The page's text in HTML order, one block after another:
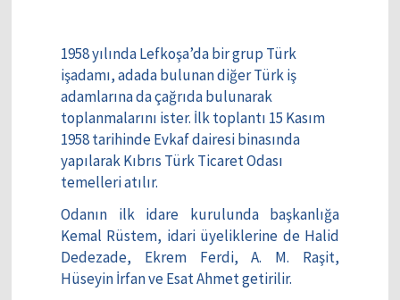
1958 yılında Lefkoşa’da bir grup Türk
işadamı, adada bulunan diğer Türk iş
adamlarına da çağrıda bulunarak
toplanmalarını ister. İlk toplantı 15 Kasım
1958 tarihinde Evkaf dairesi binasında
yapılarak Kıbrıs Türk Ticaret Odası
temelleri atılır.
Odanın ilk idare kurulunda başkanlığa
Kemal Rüstem, idari üyeliklerine de Halid
Dedezade, Ekrem Ferdi, A. M. Raşit,
Hüseyin İrfan ve Esat Ahmet getirilir.